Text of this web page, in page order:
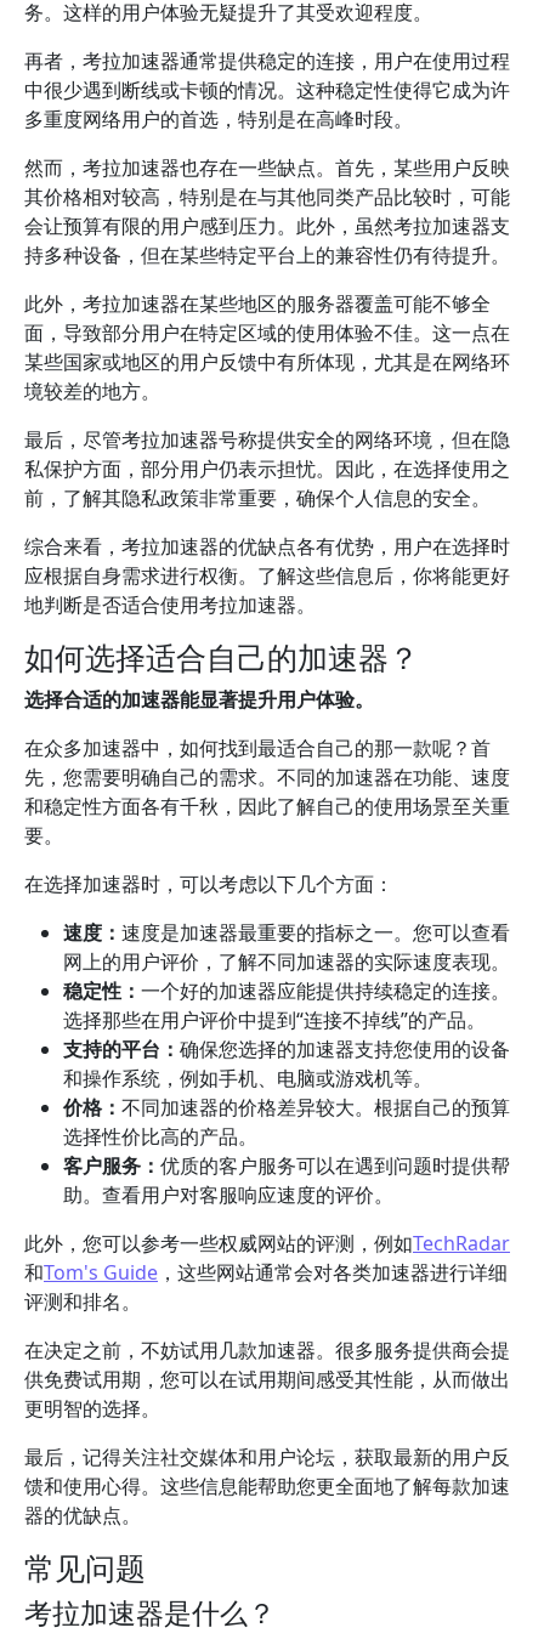
务。这样的用户体验无疑提升了其受欢迎程度。
再者，考拉加速器通常提供稳定的连接，用户在使用过程
中很少遇到断线或卡顿的情况。这种稳定性使得它成为许
多重度网络用户的首选，特别是在高峰时段。
然而，考拉加速器也存在一些缺点。首先，某些用户反映
其价格相对较高，特别是在与其他同类产品比较时，可能
会让预算有限的用户感到压力。此外，虽然考拉加速器支
持多种设备，但在某些特定平台上的兼容性仍有待提升。
此外，考拉加速器在某些地区的服务器覆盖可能不够全
面，导致部分用户在特定区域的使用体验不佳。这一点在
某些国家或地区的用户反馈中有所体现，尤其是在网络环
境较差的地方。
最后，尽管考拉加速器号称提供安全的网络环境，但在隐
私保护方面，部分用户仍表示担忧。因此，在选择使用之
前，了解其隐私政策非常重要，确保个人信息的安全。
综合来看，考拉加速器的优缺点各有优势，用户在选择时
应根据自身需求进行权衡。了解这些信息后，你将能更好
地判断是否适合使用考拉加速器。
如何选择适合自己的加速器？
选择合适的加速器能显著提升用户体验。
在众多加速器中，如何找到最适合自己的那一款呢？首
先，您需要明确自己的需求。不同的加速器在功能、速度
和稳定性方面各有千秋，因此了解自己的使用场景至关重
要。
在选择加速器时，可以考虑以下几个方面：
速度： 速度是加速器最重要的指标之一。您可以查看
网上的用户评价，了解不同加速器的实际速度表现。
稳定性： 一个好的加速器应能提供持续稳定的连接。
选择那些在用户评价中提到“连接不掉线”的产品。
支持的平台： 确保您选择的加速器支持您使用的设备
和操作系统，例如手机、电脑或游戏机等。
价格： 不同加速器的价格差异较大。根据自己的预算
选择性价比高的产品。
客户服务： 优质的客户服务可以在遇到问题时提供帮
助。查看用户对客服响应速度的评价。
此外，您可以参考一些权威网站的评测，例如TechRadar
和Tom's Guide ，这些网站通常会对各类加速器进行详细
评测和排名。
在决定之前，不妨试用几款加速器。很多服务提供商会提
供免费试用期，您可以在试用期间感受其性能，从而做出
更明智的选择。
最后，记得关注社交媒体和用户论坛，获取最新的用户反
馈和使用心得。这些信息能帮助您更全面地了解每款加速
器的优缺点。
常见问题
考拉加速器是什么？